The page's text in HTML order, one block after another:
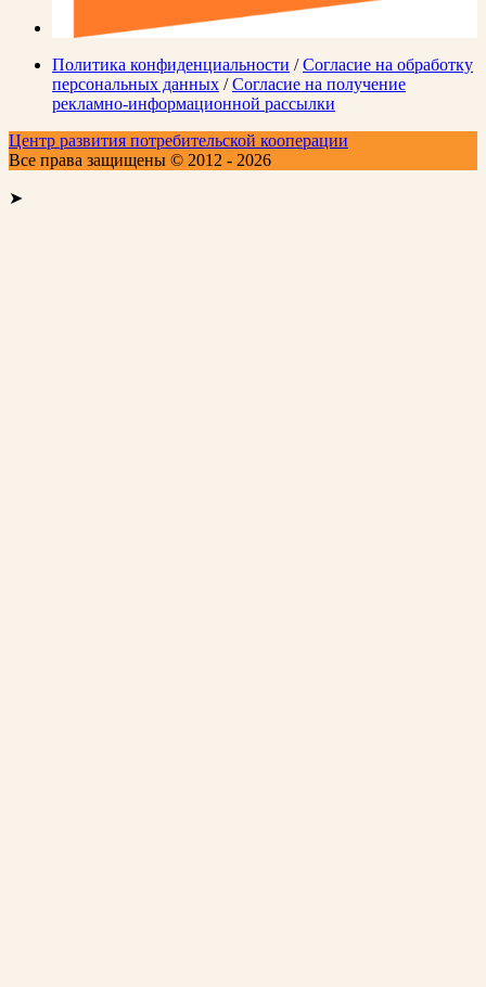
Политика конфиденциальности /Согласие на обработку
персональных данных /Согласие на получение
рекламно-информационной рассылки
Центр развития потребительской кооперации
Все права защищены © 2012 - 2026
➤